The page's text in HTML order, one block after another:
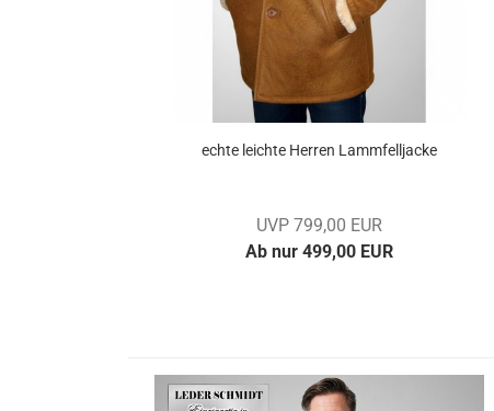
echte leich­te Her­ren Lamm­fell­ja­cke
UVP 799,00 EUR
Ab nur 499,00 EUR